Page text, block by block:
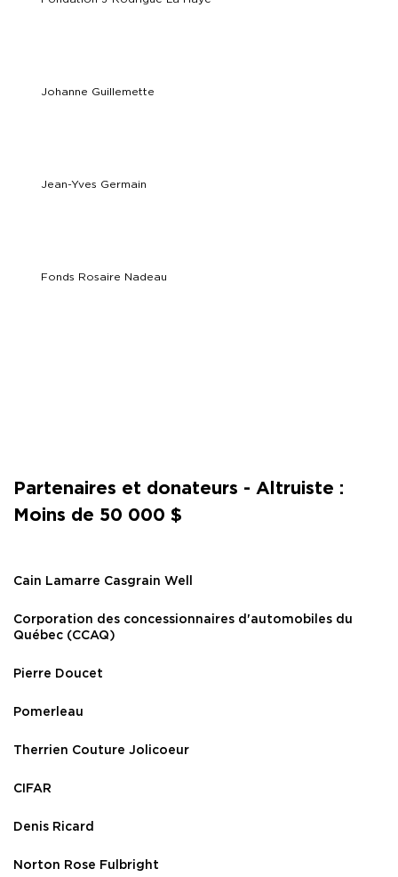
Johanne Guillemette
Jean-Yves Germain
Fonds Rosaire Nadeau
Partenaires et donateurs - Altruiste :
Moins de 50 000 $
Cain Lamarre Casgrain Well
Corporation des concessionnaires d'automobiles du
Québec (CCAQ)
Pierre Doucet
Pomerleau
Therrien Couture Jolicoeur
CIFAR
Denis Ricard
Norton Rose Fulbright